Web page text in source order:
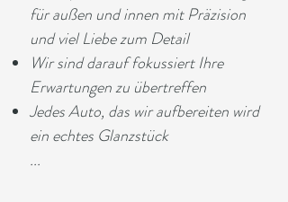
für außen und innen mit Präzision
und viel Liebe zum Detail
Wir sind darauf fokussiert Ihre
Erwartungen zu übertreffen
Jedes Auto, das wir aufbereiten wird
ein echtes Glanzstück
...